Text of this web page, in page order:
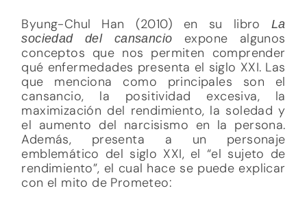
Byung-Chul Han (2010) en su libro
La
sociedad del cansancio expone algunos
conceptos que nos permiten comprender
qué enfermedades presenta el siglo XXI. Las
que menciona como principales son el
cansancio, la positividad excesiva, la
maximización del rendimiento, la soledad y
el aumento del narcisismo en la persona.
Además, presenta a un personaje
emblemático del siglo XXI, el “el sujeto de
rendimiento”, el cual hace se puede explicar
con el mito de Prometeo: